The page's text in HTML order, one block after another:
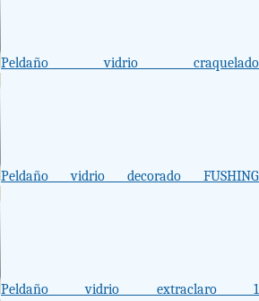
Peldaño vidrio craquelado
Peldaño vidrio decorado FUSHING
Peldaño vidrio extraclaro 1